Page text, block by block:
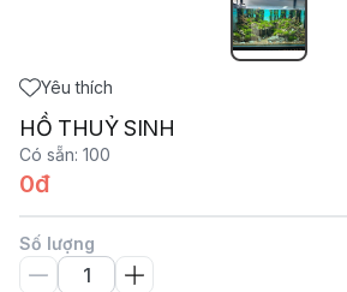
Yêu thích
HỒ THUỶ SINH
Có sẵn: 100
0đ
Số lượng